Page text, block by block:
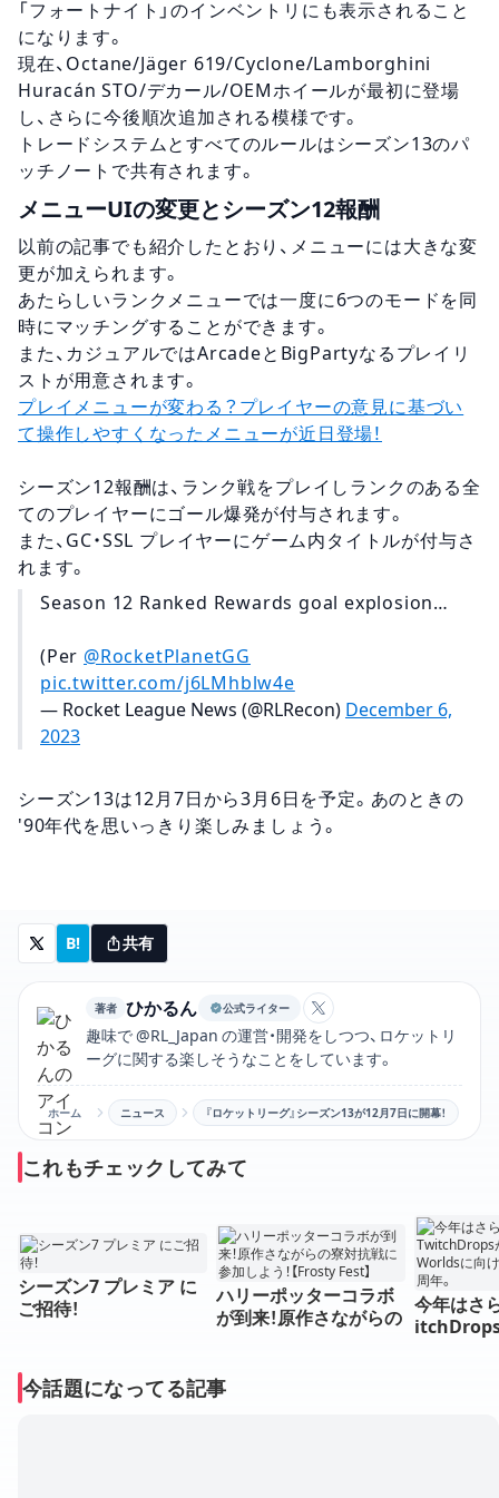
「フォートナイト」のインベントリにも表示されること
になります。
現在、Octane/Jäger 619/Cyclone/Lamborghini
Huracán STO/デカール/OEMホイールが最初に登場
し、さらに今後順次追加される模様です。
トレードシステムとすべてのルールはシーズン13のパ
ッチノートで共有されます。
メニューUIの変更とシーズン12報酬
以前の記事でも紹介したとおり、メニューには大きな変
更が加えられます。
あたらしいランクメニューでは一度に6つのモードを同
時にマッチングすることができます。
また、カジュアルではArcadeとBigPartyなるプレイリ
ストが用意されます。
プレイメニューが変わる？プレイヤーの意見に基づい
て操作しやすくなったメニューが近日登場！
シーズン12報酬は、ランク戦をプレイしランクのある全
てのプレイヤーにゴール爆発が付与されます。
また、GC・SSL プレイヤーにゲーム内タイトルが付与さ
れます。
Season 12 Ranked Rewards goal explosion…
(Per @RocketPlanetGG
pic.twitter.com/j6LMhblw4e
— Rocket League News (@RLRecon) December 6,
2023
シーズン13は12月7日から3月6日を予定。あのときの
'90年代を思いっきり楽しみましょう。
B! 共有
著者 ひかるん 公式ライター
ひかるんのXアカウン
趣味で @RL_Japan の運営・開発をしつつ、ロケットリ
ーグに関する楽しそうなことをしています。
ホーム ニュース 『ロケットリーグ』シーズン13が12月7日に開幕！
これもチェックしてみて
シーズン7 プレミア に
ご招待！
ハリーポッターコラボ
が到来！原作さながらの
今年はさ
今話題になってる記事